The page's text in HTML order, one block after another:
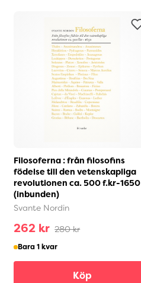
Filosoferna : från filosofins
födelse till den vetenskapliga
revolutionen ca. 500 f.kr-1650
(inbunden)
Svante Nordin
262 kr 280 kr
Bara 1 kvar
Köp